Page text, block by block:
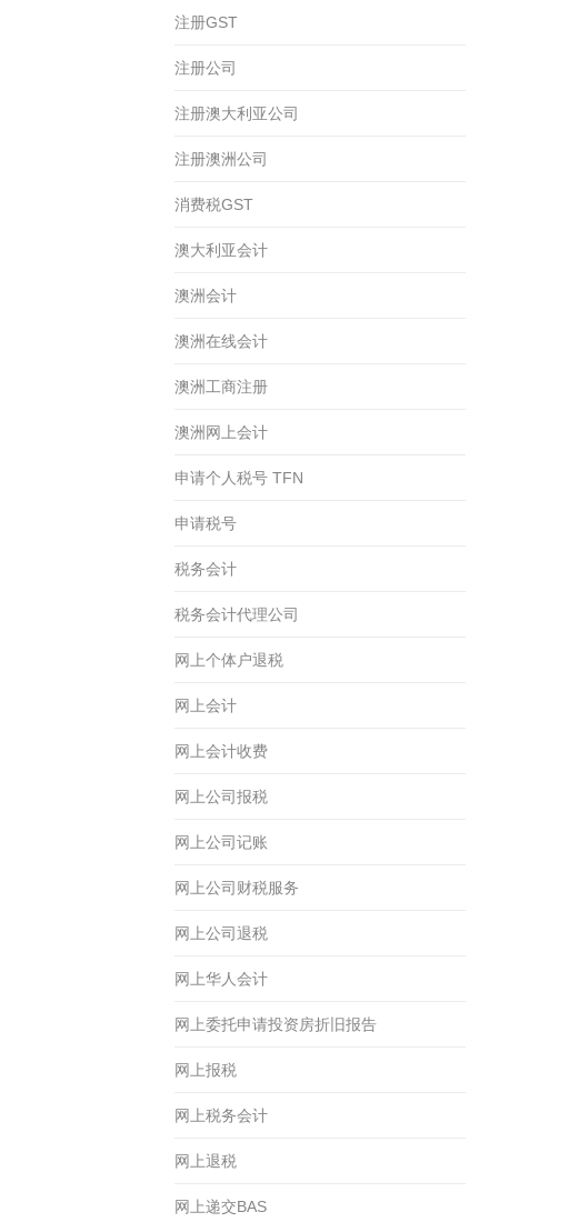
注册GST
注册公司
注册澳大利亚公司
注册澳洲公司
消费税GST
澳大利亚会计
澳洲会计
澳洲在线会计
澳洲工商注册
澳洲网上会计
申请个人税号 TFN
申请税号
税务会计
税务会计代理公司
网上个体户退税
网上会计
网上会计收费
网上公司报税
网上公司记账
网上公司财税服务
网上公司退税
网上华人会计
网上委托申请投资房折旧报告
网上报税
网上税务会计
网上退税
网上递交BAS